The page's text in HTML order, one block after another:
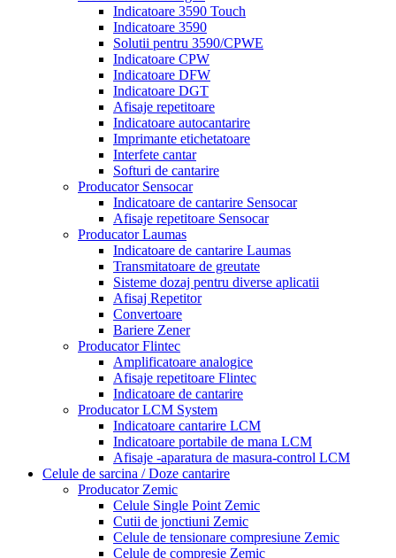
Indicatoare 3590 Touch
Indicatoare 3590
Solutii pentru 3590/CPWE
Indicatoare CPW
Indicatoare DFW
Indicatoare DGT
Afisaje repetitoare
Indicatoare autocantarire
Imprimante etichetatoare
Interfete cantar
Softuri de cantarire
Producator Sensocar
Indicatoare de cantarire Sensocar
Afisaje repetitoare Sensocar
Producator Laumas
Indicatoare de cantarire Laumas
Transmitatoare de greutate
Sisteme dozaj pentru diverse aplicatii
Afisaj Repetitor
Convertoare
Bariere Zener
Producator Flintec
Amplificatoare analogice
Afisaje repetitoare Flintec
Indicatoare de cantarire
Producator LCM System
Indicatoare cantarire LCM
Indicatoare portabile de mana LCM
Afisaje -aparatura de masura-control LCM
Celule de sarcina / Doze cantarire
Producator Zemic
Celule Single Point Zemic
Cutii de jonctiuni Zemic
Celule de tensionare compresiune Zemic
Celule de compresie Zemic